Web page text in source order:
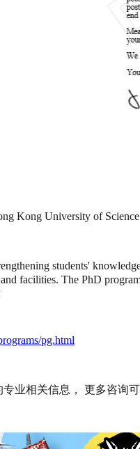
Kong University of
students'
facilities. The PhD
pg.html
业相关信息， 更多咨询可